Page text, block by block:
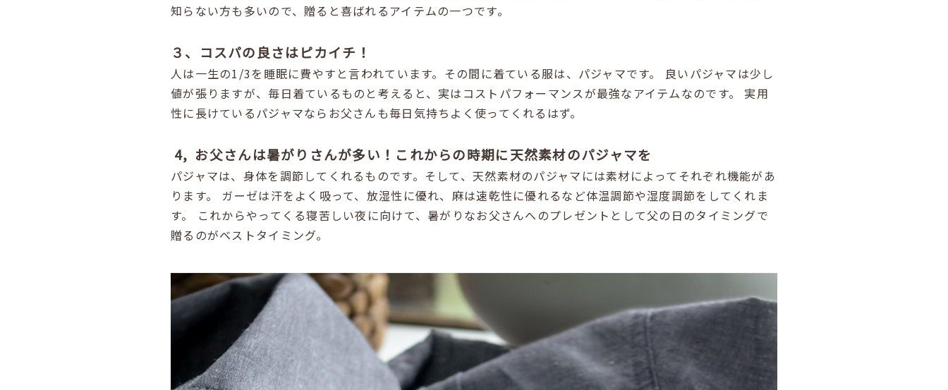
知らない方も多いので、贈ると喜ばれるアイテムの一つです。
３、コスパの良さはピカイチ！
人は一生の1/3を睡眠に費やすと言われています。その間に着ている服は、パジャマです。
良いパジャマは少し
値が張りますが、毎日着ているものと考えると、実はコストパフォーマンスが最強なアイテムなのです。
実用
性に長けているパジャマならお父さんも毎日気持ちよく使ってくれるはず。
4, お父さんは暑がりさんが多い！これからの時期に天然素材のパジャマを
パジャマは、身体を調節してくれるものです。そして、天然素材のパジャマには素材によってそれぞれ機能があ
ります。
ガーゼは汗をよく吸って、放湿性に優れ、麻は速乾性に優れるなど体温調節や湿度調節をしてくれま
す。
これからやってくる寝苦しい夜に向けて、暑がりなお父さんへのプレゼントとして父の日のタイミングで
贈るのがベストタイミング。